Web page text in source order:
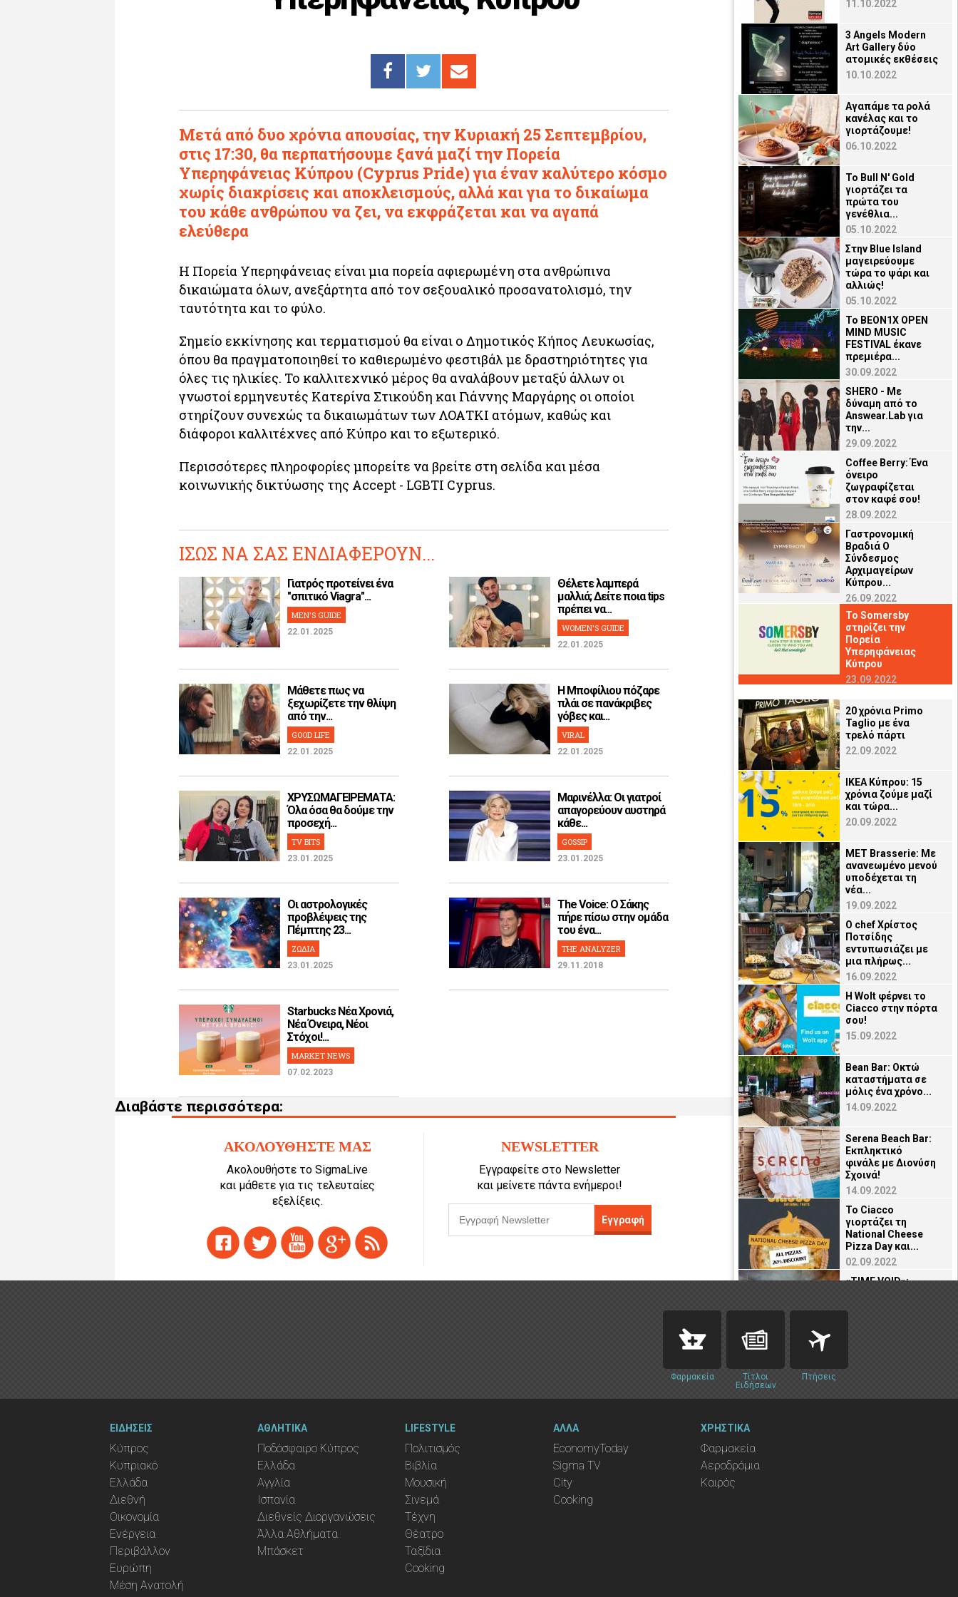
Μετά από δυο χρόνια απουσίας, την Κυριακή 25 Σεπτεμβρίου,
στις 17:30, θα περπατήσουμε ξανά μαζί την Πορεία
Υπερηφάνειας Κύπρου (Cyprus Pride) για έναν καλύτερο κόσμο
χωρίς διακρίσεις και αποκλεισμούς, αλλά και για το δικαίωμα
του κάθε ανθρώπου να ζει, να εκφράζεται και να αγαπά
ελεύθερα
Η Πορεία Υπερηφάνειας είναι μια πορεία αφιερωμένη στα ανθρώπινα
δικαιώματα όλων, ανεξάρτητα από τον σεξουαλικό προσανατολισμό, την
ταυτότητα και το φύλο.
Σημείο εκκίνησης και τερματισμού θα είναι ο Δημοτικός Κήπος Λευκωσίας,
όπου θα πραγματοποιηθεί το καθιερωμένο φεστιβάλ με δραστηριότητες για
όλες τις ηλικίες. Το καλλιτεχνικό μέρος θα αναλάβουν μεταξύ άλλων οι
γνωστοί ερμηνευτές Κατερίνα Στικούδη και Γιάννης Μαργάρης οι οποίοι
στηρίζουν συνεχώς τα δικαιωμάτων των ΛΟΑΤΚΙ ατόμων, καθώς και
διάφοροι καλλιτέχνες από Κύπρο και το εξωτερικό.
Περισσότερες πληροφορίες μπορείτε να βρείτε στη σελίδα και μέσα
κοινωνικής δικτύωσης της Accept - LGBTI Cyprus.
ΙΣΩΣ ΝΑ ΣΑΣ ΕΝΔΙΑΦΕΡΟΥΝ...
Γιατρός προτείνει ένα
"σπιτικό Viagra"...
MEN'S GUIDE
22.01.2025
Θέλετε λαμπερά
μαλλιά; Δείτε ποια tips
πρέπει να...
WOMEN'S GUIDE
22.01.2025
Μάθετε πως να
ξεχωρίζετε την θλίψη
από την...
GOOD LIFE
22.01.2025
H Μποφίλιου πόζαρε
πλάι σε πανάκριβες
γόβες και...
VIRAL
22.01.2025
ΧΡΥΣΩΜΑΓΕΙΡΕΜΑΤΑ:
Όλα όσα θα δούμε την
προσεχή...
TV BITS
23.01.2025
Μαρινέλλα: Οι γιατροί
απαγορεύουν αυστηρά
κάθε...
GOSSIP
23.01.2025
Οι αστρολογικές
προβλέψεις της
Πέμπτης 23...
ΖΩΔΙΑ
23.01.2025
The Voice: Ο Σάκης
πήρε πίσω στην ομάδα
του ένα...
THE ANALYZER
29.11.2018
Starbucks Νέα Χρονιά,
Νέα Όνειρα, Νέοι
Στόχοι!...
MARKET NEWS
07.02.2023
Διαβάστε περισσότερα:
ΑΚΟΛΟΥΘΗΣΤΕ ΜΑΣ
Ακολουθήστε το SigmaLive
και μάθετε για τις τελευταίες
εξελίξεις.
NEWSLETTER
Εγγραφείτε στο Newsletter
και μείνετε πάντα ενήμεροι!
Εγγραφή
11.10.2022
3 Angels Modern
Art Gallery δύο
ατομικές εκθέσεις
10.10.2022
Αγαπάμε τα ρολά
κανέλας και το
γιορτάζουμε!
06.10.2022
Το Bull N' Gold
γιορτάζει τα
πρώτα του
γενέθλια...
05.10.2022
Στην Blue Island
μαγειρεύουμε
τώρα το ψάρι και
αλλιώς!
05.10.2022
Το BEON1X OPEN
MIND MUSIC
FESTIVAL έκανε
πρεμιέρα...
30.09.2022
SHERO - Με
δύναμη από το
Answear.Lab για
την...
29.09.2022
Coffee Berry: Ένα
όνειρο
ζωγραφίζεται
στον καφέ σου!
28.09.2022
Γαστρονομική
Βραδιά O
Σύνδεσμος
Αρχιμαγείρων
Κύπρου...
26.09.2022
Το Somersby
στηρίζει την
Πορεία
Υπερηφάνειας
Κύπρου
23.09.2022
20 χρόνια Primo
Taglio με ένα
τρελό πάρτι
22.09.2022
ΙΚΕΑ Κύπρου: 15
χρόνια ζούμε μαζί
και τώρα...
20.09.2022
MET Brasserie: Με
ανανεωμένο μενού
υποδέχεται τη
νέα...
19.09.2022
Ο chef Χρίστος
Ποτσίδης
εντυπωσιάζει με
μια πλήρως...
16.09.2022
Η Wolt φέρνει το
Ciacco στην πόρτα
σου!
15.09.2022
Bean Bar: Οκτώ
καταστήματα σε
μόλις ένα χρόνο...
14.09.2022
Serena Beach Bar:
Εκπληκτικό
φινάλε με Διονύση
Σχοινά!
14.09.2022
To Ciacco
γιορτάζει τη
National Cheese
Pizza Day και...
02.09.2022
«TIME VOID»:
Μαγεία του
Φαρμακεία
Τίτλοι
Ειδήσεων
Πτήσεις
ΕΙΔΗΣΕΙΣ
Κύπρος
Κυπριακό
Ελλάδα
Διεθνή
Οικονομία
Ενέργεια
Περιβάλλον
Ευρώπη
Μέση Ανατολή
ΑΘΛΗΤΙΚΑ
Ποδόσφαιρο Κύπρος
Ελλάδα
Αγγλία
Ισπανία
Διεθνείς Διοργανώσεις
Άλλα Αθλήματα
Μπάσκετ
LIFESTYLE
Πολιτισμός
Βιβλία
Μουσική
Σινεμά
Τέχνη
Θέατρο
Ταξίδια
Cooking
ΑΛΛΑ
EconomyToday
Sigma TV
City
Cooking
ΧΡΗΣΤΙΚΑ
Φαρμακεία
Αεροδρόμια
Καιρός